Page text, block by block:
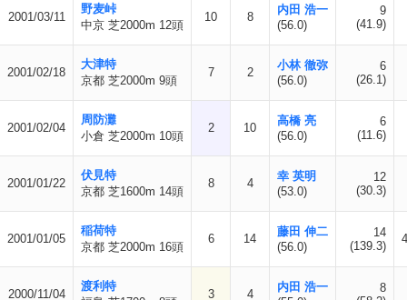
2001/03/11
野麦峠
中京 芝2000m 12頭
10 8
内田 浩一
(56.0)
9
(41.9)
2001/02/18
大津特
京都 芝2000m 9頭
7 2
小林 徹弥
(56.0)
6
(26.1)
2001/02/04
周防灘
小倉 芝2000m 10頭
2 10
高橋 亮
(56.0)
6
(11.6)
2001/01/22
伏見特
京都 芝1600m 14頭
8 4
幸 英明
(53.0)
12
(30.3)
2001/01/05
稲荷特
京都 芝2000m 16頭
6 14
藤田 伸二
(56.0)
14
(139.3)
2000/11/04
渡利特
3 4
内田 浩一
8